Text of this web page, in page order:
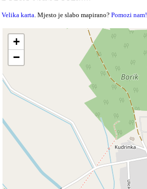
Velika karta. Mjesto je slabo mapirano?Pomozi nam!
+
−